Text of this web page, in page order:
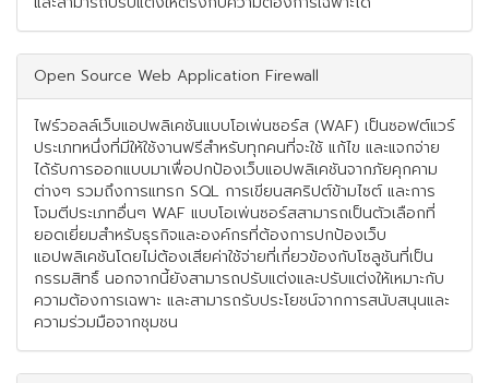
Open Source Web Application Firewall
ไฟร์วอลล์เว็บแอปพลิเคชันแบบโอเพ่นซอร์ส (WAF) เป็นซอฟต์แวร์
ประเภทหนึ่งที่มีให้ใช้งานฟรีสำหรับทุกคนที่จะใช้ แก้ไข และแจกจ่าย
ได้รับการออกแบบมาเพื่อปกป้องเว็บแอปพลิเคชันจากภัยคุกคาม
ต่างๆ รวมถึงการแทรก SQL การเขียนสคริปต์ข้ามไซต์ และการ
โจมตีประเภทอื่นๆ WAF แบบโอเพ่นซอร์สสามารถเป็นตัวเลือกที่
ยอดเยี่ยมสำหรับธุรกิจและองค์กรที่ต้องการปกป้องเว็บ
แอปพลิเคชันโดยไม่ต้องเสียค่าใช้จ่ายที่เกี่ยวข้องกับโซลูชันที่เป็น
กรรมสิทธิ์ นอกจากนี้ยังสามารถปรับแต่งและปรับแต่งให้เหมาะกับ
ความต้องการเฉพาะ และสามารถรับประโยชน์จากการสนับสนุนและ
ความร่วมมือจากชุมชน